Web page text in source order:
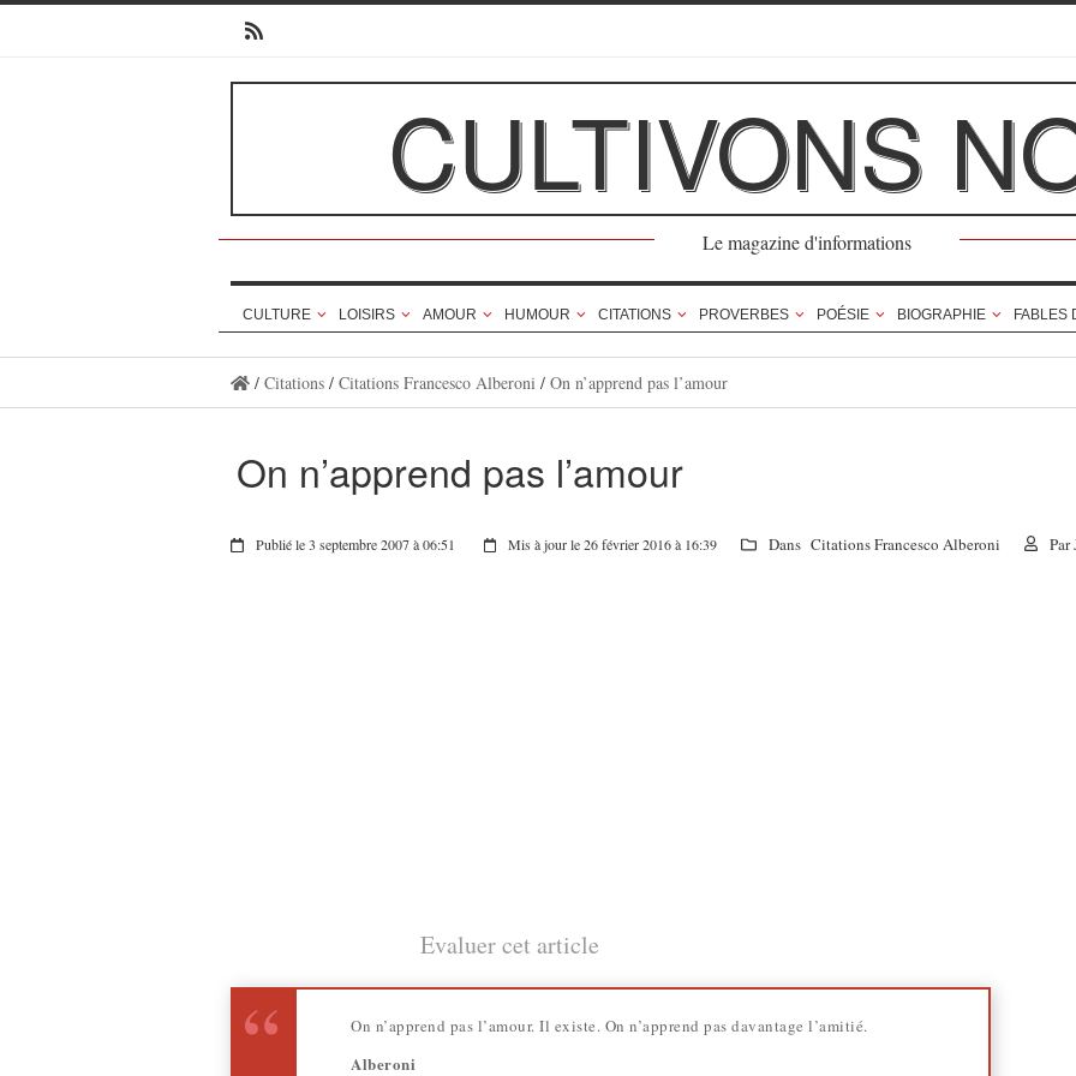
CULTIVONS
Le magazine d'informations
CULTURE LOISIRS AMOUR HUMOUR CITATIONS PROVERBES POÉSIE BIOGRAPHIE FABLES
/ Citations/ Citations Francesco Alberoni / On n’apprend pas l’amour
On n’apprend pas l’amour
Publié le 3 septembre 2007 à 06:51 Mis à jour le 26 février 2016 à 16:39 Dans Citations Francesco Alberoni Par
Evaluer cet article
On n’apprend pas l’amour. Il existe. On n’apprend pas davantage l’amitié.
Alberoni